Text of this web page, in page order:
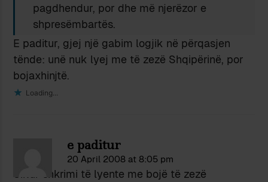
pagdhendur, por dhe më njerëzor e
shpresëmbartës.
E paditur, gjej një gabim logjik në përqasjen
tënde: unë nuk lyej me të zezë Shqipërinë, por
bojaxhinjtë.
Loading...
e paditur
20 April 2008 at 8:05 pm
Sikur shkrimi të lyente me bojë të zezë